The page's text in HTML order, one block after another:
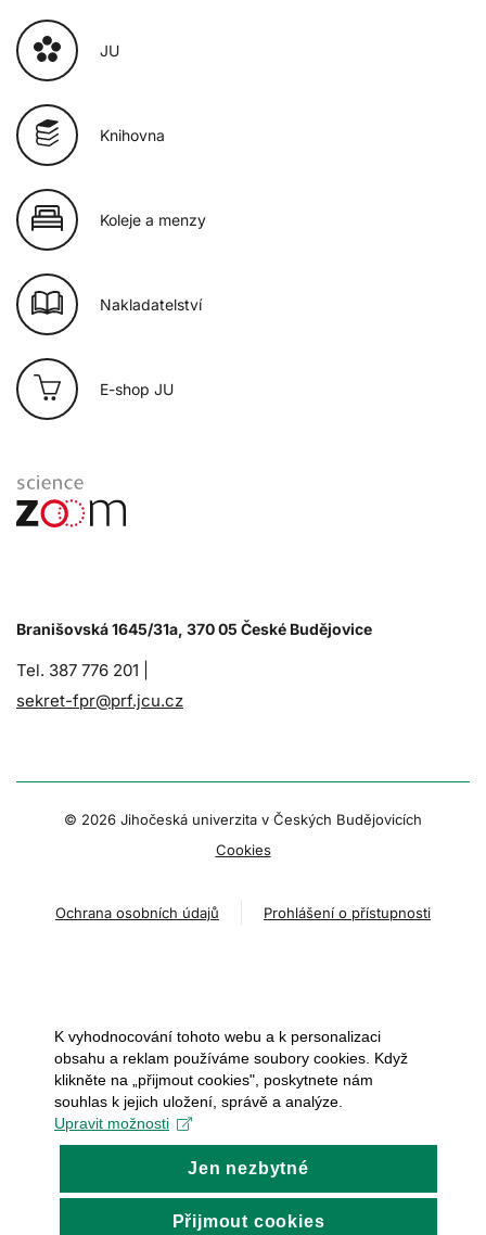
JU
Knihovna
Koleje a menzy
Nakladatelství
E-shop JU
Branišovská 1645/31a, 370 05 České Budějovice
Tel. 387 776 201 |
sekret-fpr@prf.jcu.cz
© 2026 Jihočeská univerzita v Českých Budějovicích
Cookies
Ochrana osobních údajů Prohlášení o přístupnosti
K vyhodnocování tohoto webu a k personalizaci
obsahu a reklam používáme soubory cookies. Když
klikněte na „přijmout cookies", poskytnete nám
souhlas k jejich uložení, správě a analýze.
Upravit možnosti
Jen nezbytné
Přijmout cookies